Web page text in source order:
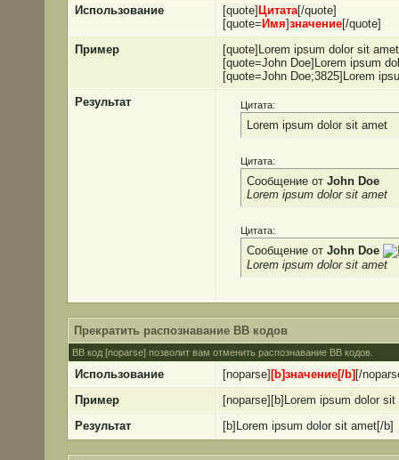
Использование [quote] Цитата[/quote]
[quote= Имя]значение[/quote]
Пример
[quote]Lorem ipsum dolor sit
[quote=John Doe]Lorem ipsum
[quote=John Doe;3825]Lorem
Результат
Цитата:
Lorem ipsum dolor sit amet
Цитата:
Сообщение от John Doe
Lorem ipsum dolor sit amet
Цитата:
Сообщение от John Doe
Lorem ipsum dolor sit amet
Прекратить распознавание BB кодов
BB код [noparse] позволит вам отменить распознавание BB кодов.
Использование [noparse] [b]значение[/b] [/
Пример
[noparse][b]Lorem ipsum dolor
Результат
[b]Lorem ipsum dolor sit amet[/b]